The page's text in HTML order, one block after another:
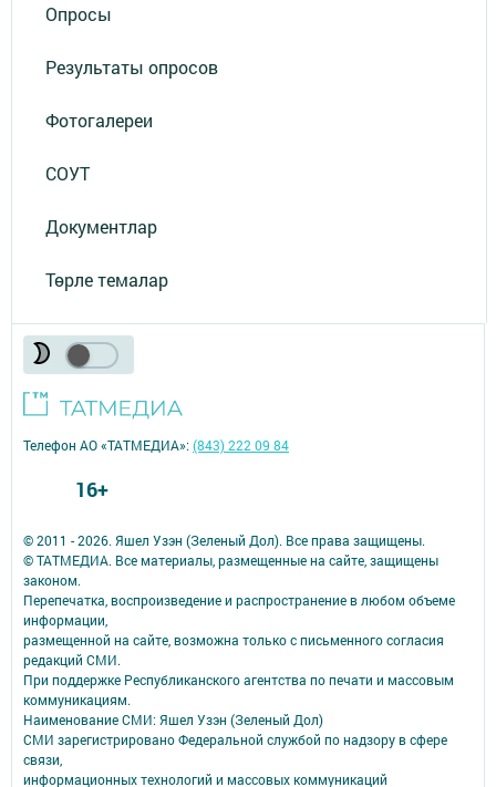
Опросы
Результаты опросов
Фотогалереи
СОУТ
Документлар
Төрле темалар
© 2011 - 2026. Яшел Узэн (Зеленый Дол). Все права защищены.
© ТАТМЕДИА. Все материалы, размещенные на сайте, защищены
законом.
Перепечатка, воспроизведение и распространение в любом объеме
информации,
размещенной на сайте, возможна только с письменного согласия
редакций СМИ.
При поддержке Республиканского агентства по печати и массовым
коммуникациям.
Наименование СМИ: Яшел Узэн (Зеленый Дол)
СМИ зарегистрировано Федеральной службой по надзору в сфере
связи,
информационных технологий и массовых коммуникаций
Телефон АО «ТАТМЕДИА»:(843) 222 09 84
16+